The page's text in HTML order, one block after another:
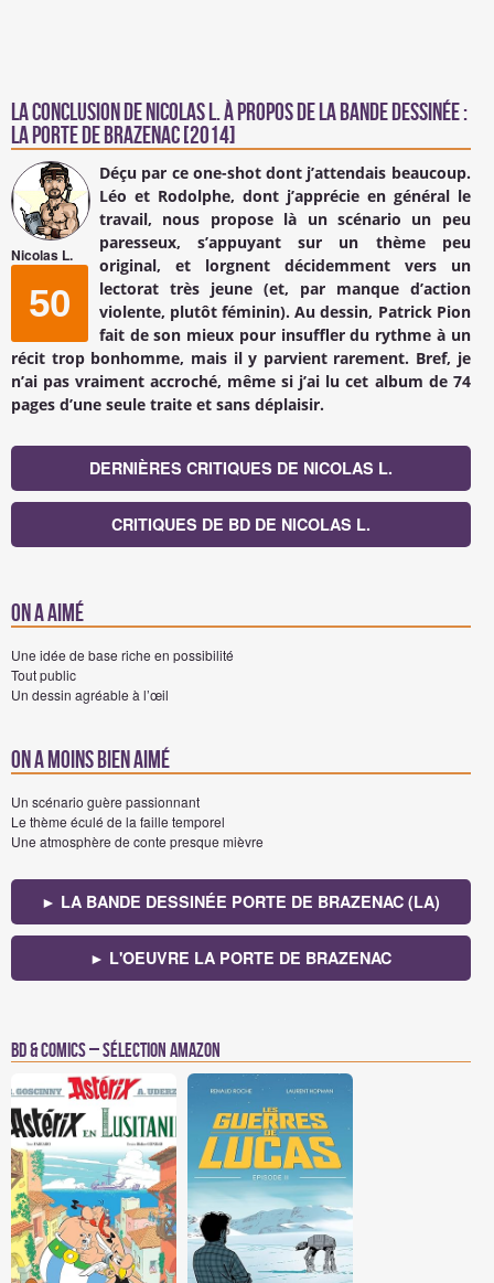
La conclusion deNicolas L.à propos de la Bande Dessinée :
La porte de Brazenac [2014]
Nicolas L.
50
Déçu par ce one-shot dont j’attendais beaucoup.
Léo et Rodolphe, dont j’apprécie en général le
travail, nous propose là un scénario un peu
paresseux, s’appuyant sur un thème peu
original, et lorgnent décidemment vers un
lectorat très jeune (et, par manque d’action
violente, plutôt féminin). Au dessin, Patrick Pion
fait de son mieux pour insuffler du rythme à un
récit trop bonhomme, mais il y parvient rarement. Bref, je
n’ai pas vraiment accroché, même si j’ai lu cet album de 74
pages d’une seule traite et sans déplaisir.
DERNIÈRES CRITIQUES DE NICOLAS L.
CRITIQUES DE BD DE NICOLAS L.
On a aimé
Une idée de base riche en possibilité
Tout public
Un dessin agréable à l’œil
On a moins bien aimé
Un scénario guère passionnant
Le thème éculé de la faille temporel
Une atmosphère de conte presque mièvre
► LA BANDE DESSINÉE PORTE DE BRAZENAC (LA)
► L'OEUVRE LA PORTE DE BRAZENAC
BD & Comics – Sélection Amazon